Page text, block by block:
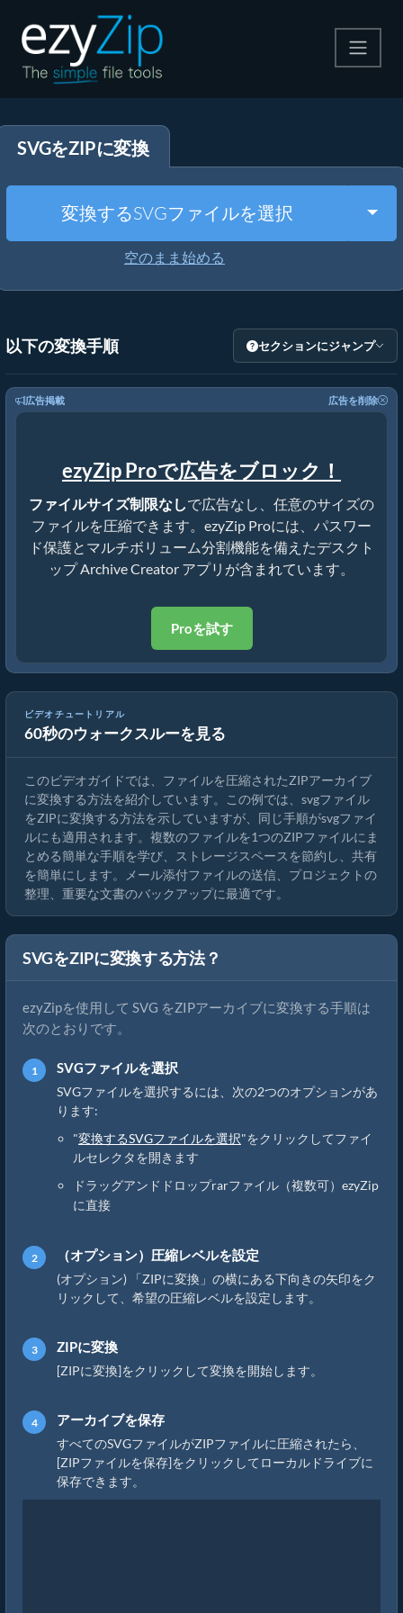
解凍する
その他のツール
SVGをZIPに変換
変換するSVGファイルを選択
空のまま始める
以下の変換手順 セクションにジャンプ
広告掲載 広告を削除
ezyZip Proで広告をブロック！
ファイルサイズ制限なしで広告なし、任意のサイズの
ファイルを圧縮できます。ezyZip Proには、パスワー
ド保護とマルチボリューム分割機能を備えたデスクト
ップ Archive Creator アプリが含まれています。
Proを試す
ビデオチュートリアル
60秒のウォークスルーを見る
オンラインでファイルをZIPに変換する方法（簡単ガイド）
このビデオガイドでは、ファイルを圧縮されたZIPアーカイブ
に変換する方法を紹介しています。この例では、svgファイル
をZIPに変換する方法を示していますが、同じ手順がsvgファイ
ルにも適用されます。複数のファイルを1つのZIPファイルにま
とめる簡単な手順を学び、ストレージスペースを節約し、共有
を簡単にします。メール添付ファイルの送信、プロジェクトの
整理、重要な文書のバックアップに最適です。
SVGをZIPに変換する方法？
ezyZipを使用して SVG をZIPアーカイブに変換する手順は
次のとおりです。
SVGファイルを選択
SVGファイルを選択するには、次の2つのオプションがあ
ります:
"変換するSVGファイルを選択"をクリックしてファイ
ルセレクタを開きます
ドラッグアンドドロップrarファイル（複数可）ezyZip
に直接
（オプション）圧縮レベルを設定
(オプション) 「ZIPに変換」の横にある下向きの矢印をク
リックして、希望の圧縮レベルを設定します。
ZIPに変換
[ZIPに変換]をクリックして変換を開始します。
アーカイブを保存
すべてのSVGファイルがZIPファイルに圧縮されたら、
[ZIPファイルを保存]をクリックしてローカルドライブに
保存できます。